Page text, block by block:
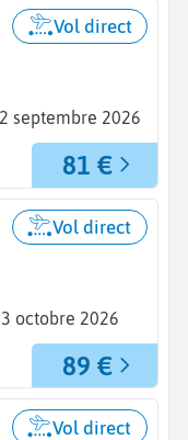
septembre 2026
Vol direct
81 €
octobre 2026
Vol direct
89 €
Vol direct